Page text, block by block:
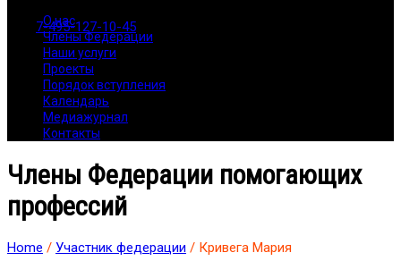
7-495-127-10-45
О нас
Члены Федерации
Наши услуги
Проекты
Порядок вступления
Календарь
Медиажурнал
Контакты
Члены Федерации помогающих
профессий
Home / Участник федерации / Кривега Мария